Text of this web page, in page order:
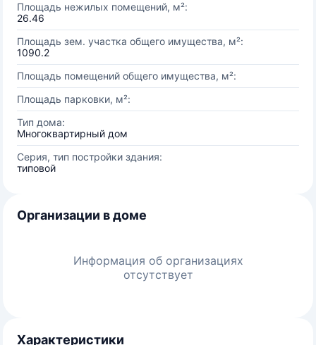
Площадь нежилых помещений, м²:
26.46
Площадь зем. участка общего имущества, м²:
1090.2
Площадь помещений общего имущества, м²:
Площадь парковки, м²:
Тип дома:
Многоквартирный дом
Серия, тип постройки здания:
типовой
Организации в доме
Информация об организациях
отсутствует
Характеристики